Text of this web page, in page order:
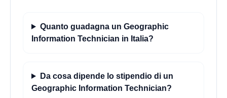
Quanto guadagna un Geographic
Information Technician in Italia?
Da cosa dipende lo stipendio di un
Geographic Information Technician?